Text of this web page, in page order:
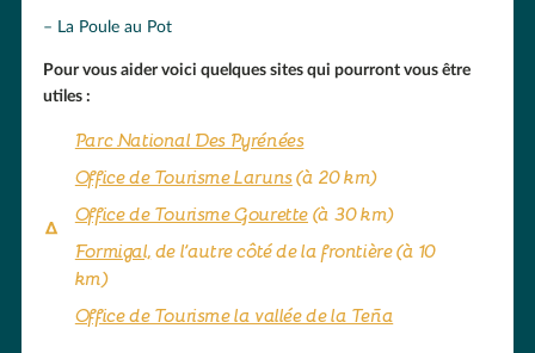
La Poule au Pot
Pour vous aider voici quelques sites qui pourront vous être
utiles :
Parc National Des Pyrénées
Office de Tourisme Laruns(à 20 km)
Office de Tourisme Gourette(à 30 km)
Formigal,de l’autre côté de la frontière (à 10
km)
Office de Tourisme la vallée de la Teña